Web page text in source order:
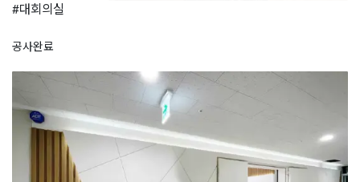
#대회의실
공사완료